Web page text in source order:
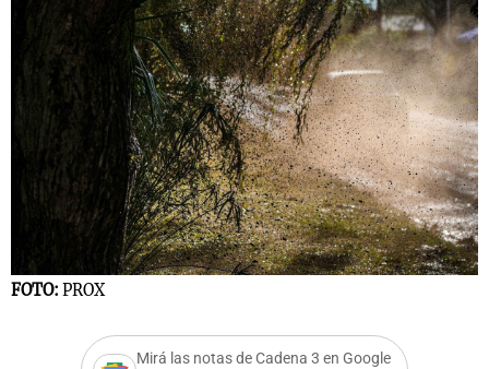
FOTO: PROX
Mirá las notas de Cadena 3 en Google